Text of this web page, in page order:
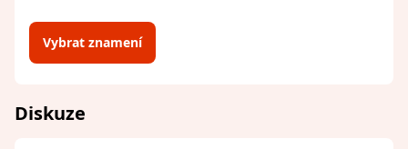
Vybrat znamení
Diskuze